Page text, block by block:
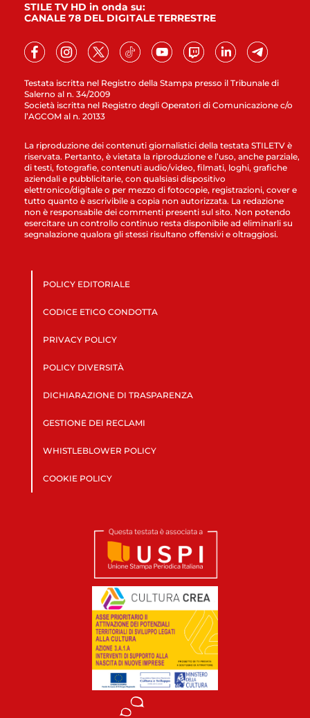
Testata iscritta nel Registro della Stampa presso il Tribunale di
Salerno al n. 34/2009
Società iscritta nel Registro degli Operatori di Comunicazione c/o
l’AGCOM al n. 20133
STILE TV HD in onda su:
CANALE 78 DEL DIGITALE TERRESTRE
La riproduzione dei contenuti giornalistici della testata STILETV è
riservata. Pertanto, è vietata la riproduzione e l’uso, anche parziale,
di testi, fotografie, contenuti audio/video, filmati, loghi, grafiche
aziendali e pubblicitarie, con qualsiasi dispositivo
elettronico/digitale o per mezzo di fotocopie, registrazioni, cover e
tutto quanto è ascrivibile a copia non autorizzata. La redazione
non è responsabile dei commenti presenti sul sito. Non potendo
esercitare un controllo continuo resta disponibile ad eliminarli su
segnalazione qualora gli stessi risultano offensivi e oltraggiosi.
POLICY EDITORIALE
CODICE ETICO CONDOTTA
PRIVACY POLICY
POLICY DIVERSITÀ
DICHIARAZIONE DI TRASPARENZA
GESTIONE DEI RECLAMI
WHISTLEBLOWER POLICY
COOKIE POLICY